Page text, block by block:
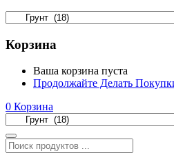
Корзина
Ваша корзина пуста
Продолжайте Делать
0 Корзина